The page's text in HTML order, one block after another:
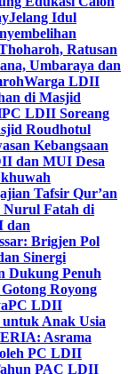
Jelang Idul
Ratusan
Umbaraya dan
Warga LDII
di Masjid
PC LDII Soreang
Roudhotul
Kebangsaan
dan MUI Desa
Tafsir Qur’an
Nurul Fatah di
dan
Brigjen Pol
Sinergi
Dukung Penuh
Royong
PC LDII
Anak Usia
Asrama
PC LDII
PAC LDII